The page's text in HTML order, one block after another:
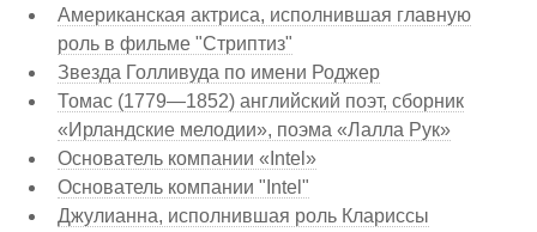
Американская актриса, исполнившая главную
роль в фильме "Стриптиз"
Звезда Голливуда по имени Роджер
Томас (1779—1852) английский поэт, сборник
«Ирландские мелодии», поэма «Лалла Рук»
Основатель компании «Intel»
Основатель компании "Intel"
Джулианна, исполнившая роль Клариссы